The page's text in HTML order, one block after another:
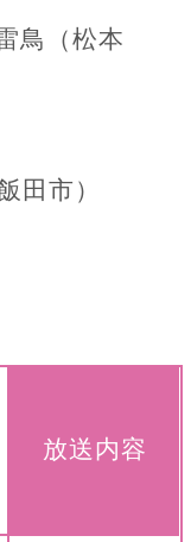
鳥（松本
田市）
放送内容